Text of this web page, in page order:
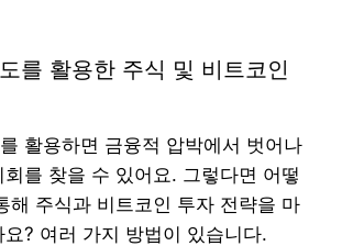
를 활용한 주식 및 비트코인
활용하면 금융적 압박에서 벗어나
를 찾을 수 있어요. 그렇다면 어떻
해 주식과 비트코인 투자 전략을 마
요? 여러 가지 방법이 있습니다.